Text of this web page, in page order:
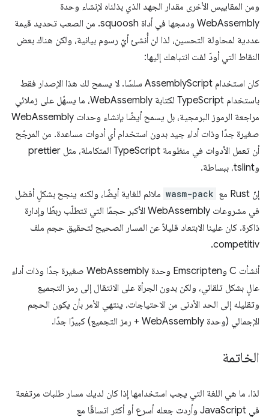
ومن المقاييس الأخرى مقدار الجهد الذي بذلناه لإنشاء وحدة
WebAssembly ودمجها في أداة squoosh. من الصعب تحديد قيمة
عددية لمحاولة التحسين، لذا لن أُنشئ أيّ رسوم بيانية، ولكن هناك بعض
النقاط التي أودّ لفت انتباهك إليها:
كان استخدام AssemblyScript سلسًا. لا يسمح لك هذا الإصدار فقط
باستخدام TypeScript لكتابة WebAssembly، ما يسهّل على زملائي
مراجعة الرموز البرمجية، بل يسمح أيضًا بإنشاء وحدات WebAssembly
صغيرة جدًا وذات أداء جيد بدون استخدام أي أدوات مساعدة. من المرجّح
أن تعمل الأدوات في منظومة TypeScript المتكاملة، مثل prettier
وtslint، ببساطة.
إنّ Rust مع wasm-pack ملائم للغاية أيضًا، ولكنه ينجح بشكلٍ أفضل
في مشروعات WebAssembly الأكبر حجمًا التي تتطلّب ربطًا وإدارة
ذاكرة. كان علينا الابتعاد قليلاً عن المسار الصحيح لتحقيق حجم ملف
competitiv.
أنشأت C وEmscripten وحدة WebAssembly صغيرة جدًا وذات أداء
عالٍ بشكل تلقائي، ولكن بدون الجرأة على الانتقال إلى رمز التجميع
وتقليله إلى الحد الأدنى من الاحتياجات، ينتهي الأمر بأن يكون الحجم
الإجمالي (وحدة WebAssembly + رمز التجميع) كبيرًا جدًا.
الخاتمة
لذا، ما هي اللغة التي يجب استخدامها إذا كان لديك مسار طلبات مرتفعة
في JavaScript وأردت جعله أسرع أو أكثر اتساقًا مع